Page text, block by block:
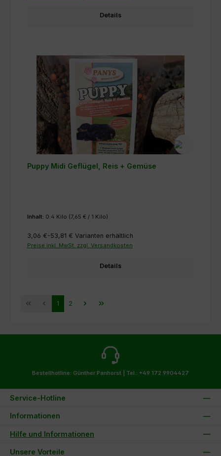
Details
Puppy Midi Geflügel, Reis + Gemüse
Inhalt: 0.4 Kilo (7,65 € / 1 Kilo)
3,06 €-53,81 € Varianten erhältlich
Preise inkl. MwSt. zzgl. Versandkosten
Details
Seite
1 Seite
2
Bestellhotline: Günther Panhorst | Tel.: +49 172 9904427
Service-Hotline
Informationen
Hilfe und Informationen
Unsere Vorteile